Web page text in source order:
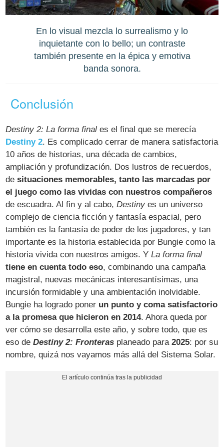
En lo visual mezcla lo surrealismo y lo
inquietante con lo bello; un contraste
también presente en la épica y emotiva
banda sonora.
Conclusión
Destiny 2: La forma final es el final que se merecía
Destiny 2. Es complicado cerrar de manera satisfactoria
10 años de historias, una década de cambios,
ampliación y profundización. Dos lustros de recuerdos,
desituaciones memorables, tanto las marcadas por
el juego como las vividas con nuestros compañeros
de escuadra. Al fin y al cabo,Destiny es un universo
complejo de ciencia ficción y fantasía espacial, pero
también es la fantasía de poder de los jugadores, y tan
importante es la historia establecida por Bungie como la
historia vivida con nuestros amigos. YLa forma final
tiene en cuenta todo eso, combinando una campaña
magistral, nuevas mecánicas interesantísimas, una
incursión formidable y una ambientación inolvidable.
Bungie ha logrado poner un punto y coma satisfactorio
a la promesa que hicieron en 2014. Ahora queda por
ver cómo se desarrolla este año, y sobre todo, que es
eso deDestiny 2: Fronteras planeado para2025: por su
nombre, quizá nos vayamos más allá del Sistema Solar.